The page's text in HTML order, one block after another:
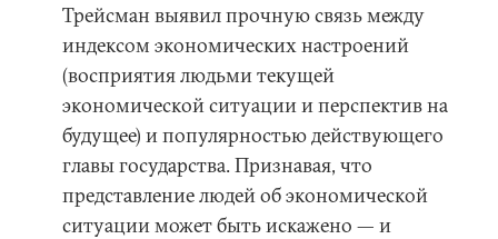
Трейсман выявил прочную связь между
индексом экономических настроений
(восприятия людьми текущей
экономической ситуации и перспектив на
будущее) и популярностью действующего
главы государства. Признавая, что
представление людей об экономической
ситуации может быть искажено — и